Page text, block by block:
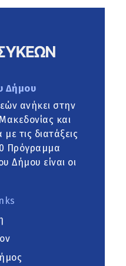
Δήμου
ανήκει στην
και
τις διατάξεις
Πρόγραμμα
Δήμου είναι οι